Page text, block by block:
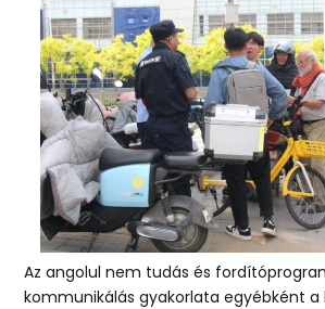
Az angolul nem tudás és
kommunikálás gyakorlata egyébként a